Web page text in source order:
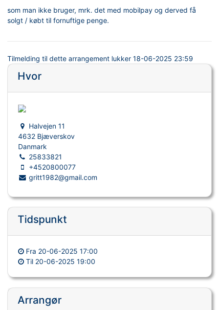
som man ikke bruger, mrk. det med mobilpay og derved få
solgt / købt til fornuftige penge.
Tilmelding til dette arrangement lukker 18-06-2025 23:59
Hvor
Halvejen 11
4632 Bjæverskov
Danmark
25833821
+4520800077
gritt1982@gmail.com
Tidspunkt
Fra 20-06-2025 17:00
Til 20-06-2025 19:00
Arrangør